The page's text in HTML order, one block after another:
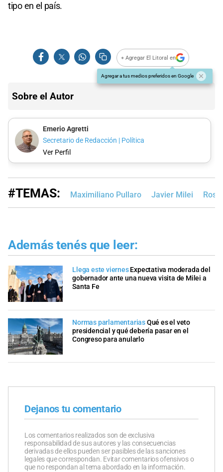
tipo en el país.
+ Agregar El Litoral en
Agregar a tus medios preferidos en Google
Sobre el Autor
Emerio Agretti
Secretario de Redacción | Política
Ver Perfil
#TEMAS: Maximiliano Pullaro Javier Milei
Además tenés que leer:
Llega este viernes Expectativa moderada del
gobernador ante una nueva visita de Milei a
Santa Fe
Normas parlamentariasQué es el veto
presidencial y qué debería pasar en el
Congreso para anularlo
Dejanos tu comentario
Los comentarios realizados son de exclusiva
responsabilidad de sus autores y las consecuencias
derivadas de ellos pueden ser pasibles de las sanciones
legales que correspondan. Evitar comentarios ofensivos o
que no respondan al tema abordado en la información.